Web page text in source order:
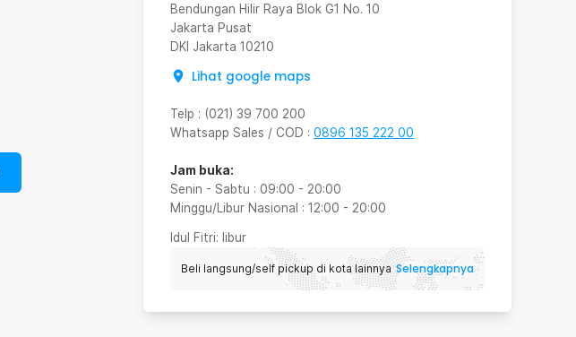
Bendungan Hilir Raya Blok G1 No. 10
Jakarta Pusat
DKI Jakarta 10210
Lihat google maps
Telp : (021) 39 700 200
Whatsapp Sales / COD : 0896 135 222 00
Jam buka:
Senin - Sabtu : 09:00 - 20:00
Minggu/Libur Nasional : 12:00 - 20:00
Idul Fitri: libur
Beli langsung/self pickup di kota lainnya Selengkapnya